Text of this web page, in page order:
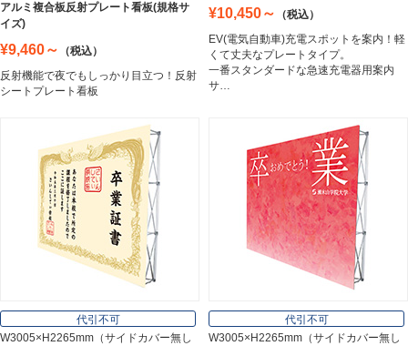
トラスコ中山
Trusco Nakayama
インテリア
Interior
オフィス用品
Office Supplies
アルミ複合板反射プレート看板(規格サ
イズ)
¥9,460～
（税込）
反射機能で夜でもしっかり目立つ！反射
シートプレート看板
¥10,450～
（税込）
EV(電気自動車)充電スポットを案内！軽
くて丈夫なプレートタイプ。
一番スタンダードな急速充電器用案内
サ…
代引不可
W3005×H2265mm（サイドカバー無し
代引不可
W3005×H2265mm（サイドカバー無し